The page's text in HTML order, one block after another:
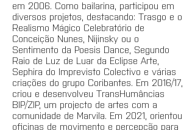
em 2006. Como bailarina, participou em
diversos projetos, destacando: Trasgo e o
Realismo Mágico Celebratório de
Conceição Nunes, Nijinsky ou o
Sentimento da Poesis Dance, Segundo
Raio de Luz de Luar da Eclipse Arte,
Sephira do Imprevisto Colectivo e várias
criações do grupo Coribantes. Em 2016/17,
criou e desenvolveu TransHumâncias
BIP/ZIP, um projecto de artes com a
comunidade de Marvila. Em 2021, orientou
oficinas de movimento e percepção para